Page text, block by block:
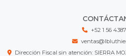
+52 1 56
Dirección Fiscal sin atención: SIERRA